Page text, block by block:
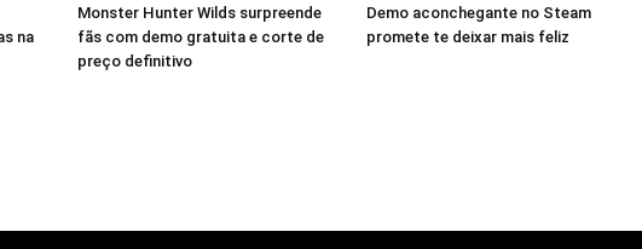
na
Monster Hunter Wilds surpreende
fãs com demo gratuita e corte de
preço definitivo
Demo aconchegante no Steam
promete te deixar mais feliz